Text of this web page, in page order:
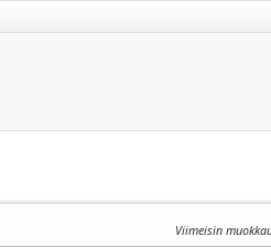
Viimeisin